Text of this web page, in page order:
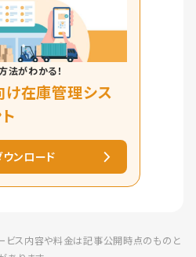
法がわかる！
在庫管理シス
ンロード
ス内容や料金は記事公開時点のものと